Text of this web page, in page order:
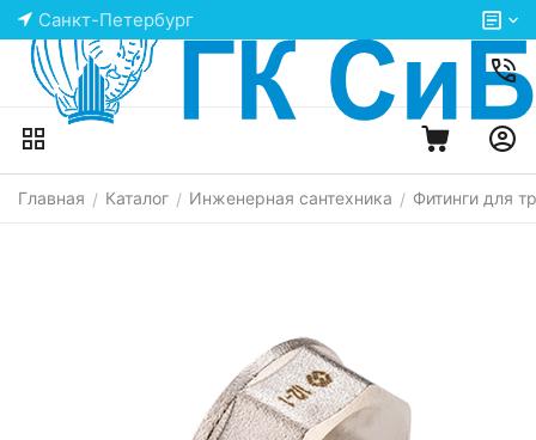
Санкт-Петербург
Главная / Каталог / Инженерная сантехника / Фитинги для